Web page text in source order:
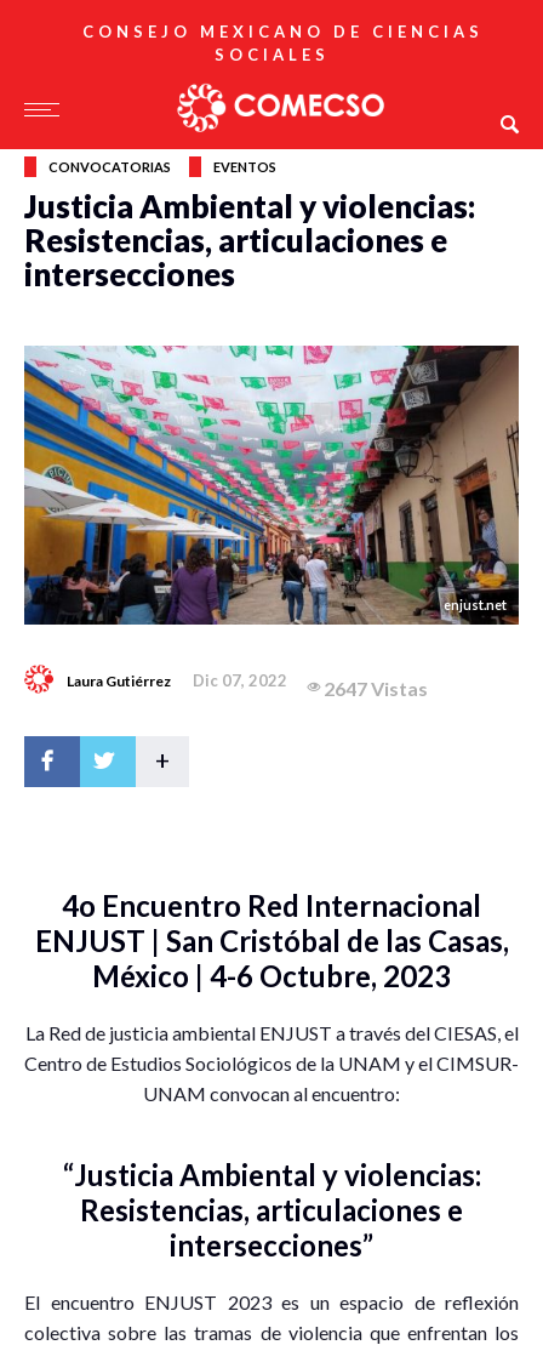
CONSEJO MEXICANO DE CIENCIAS
SOCIALES
CONVOCATORIAS EVENTOS
Justicia Ambiental y violencias:
Resistencias, articulaciones e
intersecciones
enjust.net
Laura Gutiérrez Dic 07, 2022 2647 Vistas
+
4o Encuentro Red Internacional
ENJUST | San Cristóbal de las Casas,
México | 4-6 Octubre, 2023
La Red de justicia ambiental ENJUST a través del CIESAS, el
Centro de Estudios Sociológicos de la UNAM y el CIMSUR-
UNAM convocan al encuentro:
“Justicia Ambiental y violencias:
Resistencias, articulaciones e
intersecciones”
El encuentro ENJUST 2023 es un espacio de reflexión
colectiva sobre las tramas de violencia que enfrentan los